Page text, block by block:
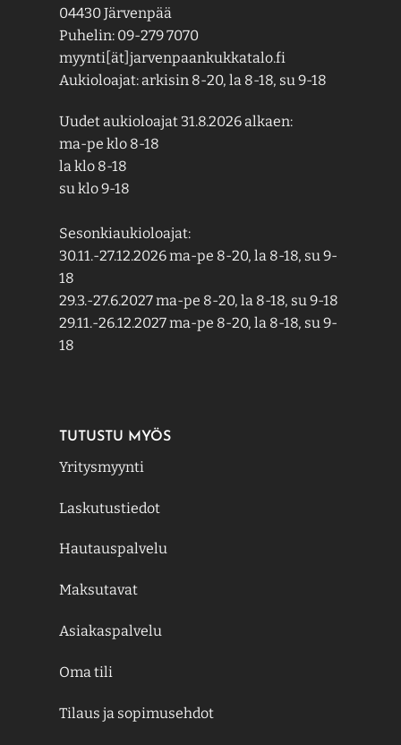
04430 Järvenpää
Puhelin: 09-279 7070
myynti[ät]jarvenpaankukkatalo.fi
Aukioloajat: arkisin 8-20, la 8-18, su 9-18
Uudet aukioloajat 31.8.2026 alkaen:
ma-pe klo 8-18
la klo 8-18
su klo 9-18
Sesonkiaukioloajat:
30.11.-27.12.2026 ma-pe 8-20, la 8-18, su 9-
18
29.3.-27.6.2027 ma-pe 8-20, la 8-18, su 9-18
29.11.-26.12.2027 ma-pe 8-20, la 8-18, su 9-
18
TUTUSTU MYÖS
Yritysmyynti
Laskutustiedot
Hautauspalvelu
Maksutavat
Asiakaspalvelu
Oma tili
Tilaus ja sopimusehdot